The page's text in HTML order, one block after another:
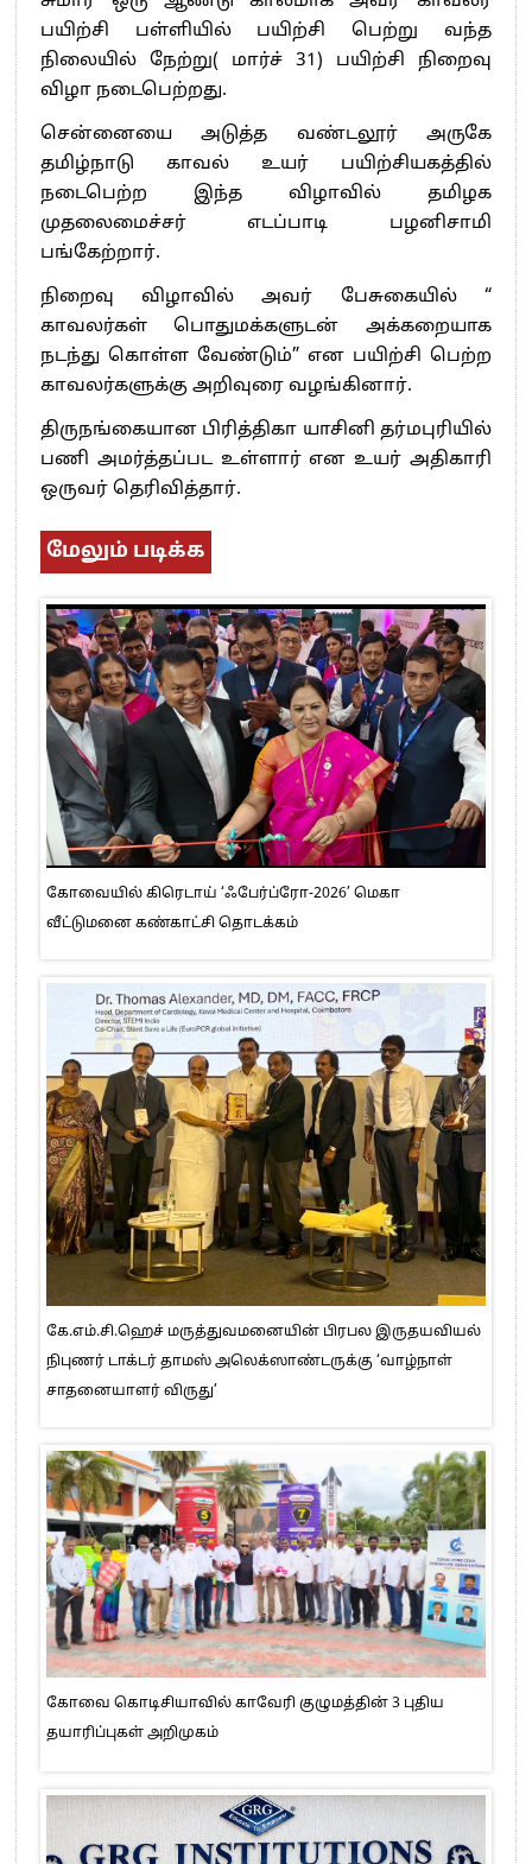
பயிற்சி பள்ளியில் பயிற்சி பெற்று வந்த
நிலையில் நேற்று( மார்ச் 31) பயிற்சி நிறைவு
விழா நடைபெற்றது.
சென்னையை அடுத்த வண்டலூர் அருகே
தமிழ்நாடு காவல் உயர் பயிற்சியகத்தில்
நடைபெற்ற இந்த விழாவில் தமிழக
முதலைமைச்சர் எடப்பாடி பழனிசாமி
பங்கேற்றார்.
நிறைவு விழாவில் அவர் பேசுகையில் “
காவலர்கள் பொதுமக்களுடன் அக்கறையாக
நடந்து கொள்ள வேண்டும்” என பயிற்சி பெற்ற
காவலர்களுக்கு அறிவுரை வழங்கினார்.
திருநங்கையான பிரித்திகா யாசினி தர்மபுரியில்
பணி அமர்த்தப்பட உள்ளார் என உயர் அதிகாரி
ஒருவர் தெரிவித்தார்.
மேலும் படிக்க
கோவையில் கிரெடாய் ‘ஃபேர்ப்ரோ-2026’ மெகா
வீட்டுமனை கண்காட்சி தொடக்கம்
கே.எம்.சி.ஹெச் மருத்துவமனையின் பிரபல இருதயவியல்
நிபுணர் டாக்டர் தாமஸ் அலெக்ஸாண்டருக்கு ‘வாழ்நாள்
சாதனையாளர் விருது’
கோவை கொடிசியாவில் காவேரி குழுமத்தின் 3 புதிய
தயாரிப்புகள் அறிமுகம்